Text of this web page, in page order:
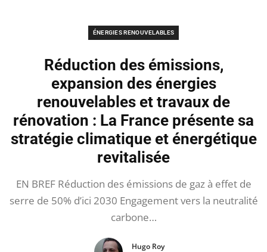
ÉNERGIES RENOUVELABLES
Réduction des émissions,
expansion des énergies
renouvelables et travaux de
rénovation : La France présente sa
stratégie climatique et énergétique
revitalisée
EN BREF Réduction des émissions de gaz à effet de
serre de 50% d’ici 2030 Engagement vers la neutralité
carbone…
Hugo Roy